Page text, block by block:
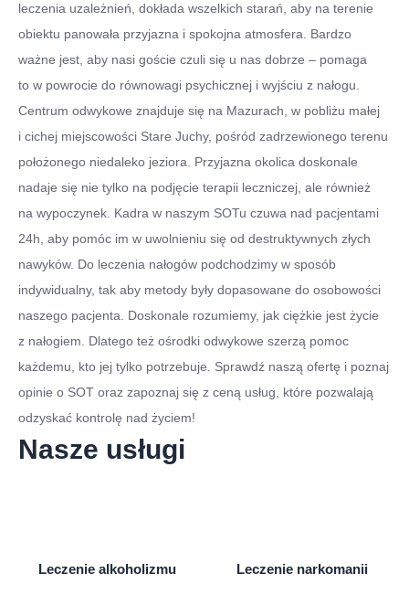
leczenia uzależnień, dokłada wszelkich starań, aby na terenie
obiektu panowała przyjazna i spokojna atmosfera. Bardzo
ważne jest, aby nasi goście czuli się u nas dobrze – pomaga
to w powrocie do równowagi psychicznej i wyjściu z nałogu.
Centrum odwykowe znajduje się na Mazurach, w pobliżu małej
i cichej miejscowości Stare Juchy, pośród zadrzewionego terenu
położonego niedaleko jeziora. Przyjazna okolica doskonale
nadaje się nie tylko na podjęcie terapii leczniczej, ale również
na wypoczynek. Kadra w naszym SOTu czuwa nad pacjentami
24h, aby pomóc im w uwolnieniu się od destruktywnych złych
nawyków. Do leczenia nałogów podchodzimy w sposób
indywidualny, tak aby metody były dopasowane do osobowości
naszego pacjenta. Doskonale rozumiemy, jak ciężkie jest życie
z nałogiem. Dlatego też ośrodki odwykowe szerzą pomoc
każdemu, kto jej tylko potrzebuje. Sprawdź naszą ofertę i poznaj
opinie o SOT oraz zapoznaj się z ceną usług, które pozwalają
odzyskać kontrolę nad życiem!
Nasze usługi
Leczenie alkoholizmu Leczenie narkomanii